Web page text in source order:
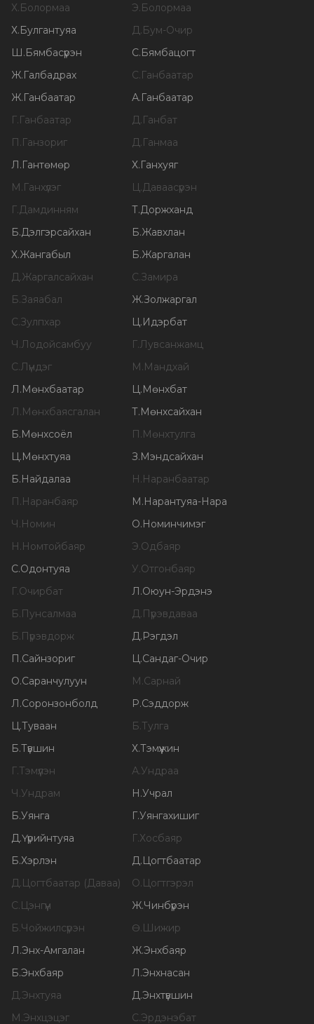
Х.Болормаа Э.Болормаа
Х.Булгантуяа Д.Бум-Очир
Ш.Бямбасүрэн С.Бямбацогт
Ж.Галбадрах С.Ганбаатар
Ж.Ганбаатар А.Ганбаатар
Г.Ганбаатар Д.Ганбат
П.Ганзориг Д.Ганмаа
Л.Гантөмөр Х.Ганхуяг
М.Ганхүлэг Ц.Даваасүрэн
Г.Дамдинням Т.Доржханд
Б.Дэлгэрсайхан Б.Жавхлан
Х.Жангабыл Б.Жаргалан
Д.Жаргалсайхан С.Замира
Б.Заяабал Ж.Золжаргал
С.Зулпхар Ц.Идэрбат
Ч.Лодойсамбуу Г.Лувсанжамц
С.Лүндэг М.Мандхай
Л.Мөнхбаатар Ц.Мөнхбат
Л.Мөнхбаясгалан Т.Мөнхсайхан
Б.Мөнхсоёл П.Мөнхтулга
Ц.Мөнхтуяа З.Мэндсайхан
Б.Найдалаа Н.Наранбаатар
П.Наранбаяр М.Нарантуяа-Нара
Ч.Номин О.Номинчимэг
Н.Номтойбаяр Э.Одбаяр
С.Одонтуяа У.Отгонбаяр
Г.Очирбат Л.Оюун-Эрдэнэ
Б.Пунсалмаа Д.Пүрэвдаваа
Б.Пүрэвдорж Д.Рэгдэл
П.Сайнзориг Ц.Сандаг-Очир
О.Саранчулуун М.Сарнай
Л.Соронзонболд Р.Сэддорж
Ц.Туваан Б.Тулга
Б.Түвшин Х.Тэмүүжин
Г.Тэмүүлэн А.Ундраа
Ч.Ундрам Н.Учрал
Б.Уянга Г.Уянгахишиг
Д.Үүрийнтуяа Г.Хосбаяр
Б.Хэрлэн Д.Цогтбаатар
Д.Цогтбаатар (Даваа) О.Цогтгэрэл
С.Цэнгүүн Ж.Чинбүрэн
Б.Чойжилсүрэн Ө.Шижир
Л.Энх-Амгалан Ж.Энхбаяр
Б.Энхбаяр Л.Энхнасан
Д.Энхтуяа Д.Энхтүвшин
М.Энхцэцэг С.Эрдэнэбат